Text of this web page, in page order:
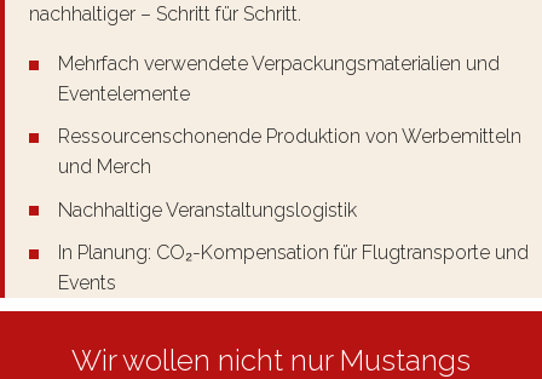
nachhaltiger – Schritt für Schritt.
Mehrfach verwendete Verpackungsmaterialien und
Eventelemente
Ressourcenschonende Produktion von Werbemitteln
und Merch
Nachhaltige Veranstaltungslogistik
In Planung: CO₂-Kompensation für Flugtransporte und
Events
Wir wollen nicht nur Mustangs